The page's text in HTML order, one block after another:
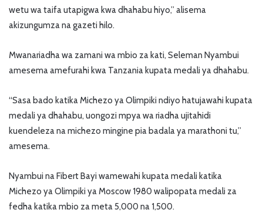
wetu wa taifa utapigwa kwa dhahabu hiyo,” alisema
akizungumza na gazeti hilo.
Mwanariadha wa zamani wa mbio za kati, Seleman Nyambui
amesema amefurahi kwa Tanzania kupata medali ya dhahabu.
“Sasa bado katika Michezo ya Olimpiki ndiyo hatujawahi kupata
medali ya dhahabu, uongozi mpya wa riadha ujitahidi
kuendeleza na michezo mingine pia badala ya marathoni tu,”
amesema.
Nyambui na Fibert Bayi wamewahi kupata medali katika
Michezo ya Olimpiki ya Moscow 1980 walipopata medali za
fedha katika mbio za meta 5,000 na 1,500.